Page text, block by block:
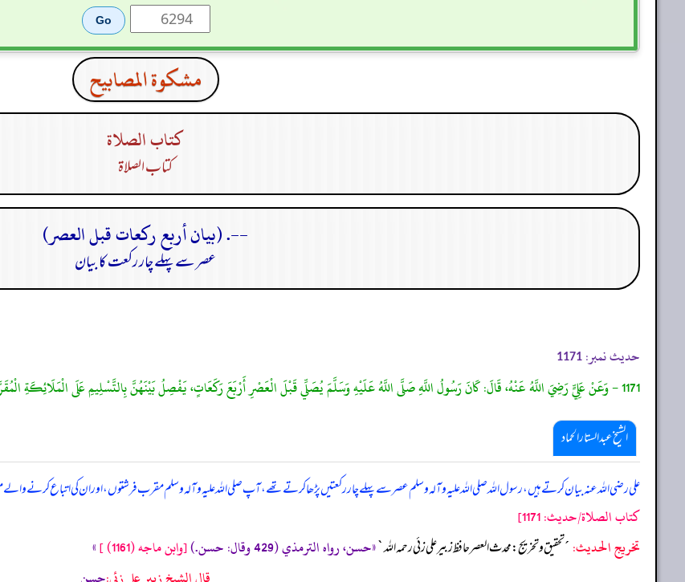
مشكوة المصابيح
كتاب الصلاة
كتاب الصلاة
--. (بيان أربع ركعات قبل العصر)
عصر سے پہلے چار رکعت کا بیان
حدیث نمبر: 1171
1171 - وَعَنْ عَلِيٍّ رَضِيَ اللَّهُ عَنْهُ، قَالَ: كَانَ رَسُولُ اللَّهِ صَلَّى اللَّهُ عَلَيْهِ وَسَلَّمَ يُصَلِّي قَبْلَ الْعَصْرِ أَرْبَعَ رَكَعَاتٍ، يَفْصِلُ بَيْنَهُنَّ بِالتَّسْلِيمِ عَلَى الْمَلَائِكَةِ الْمُقَرَّبِينَ، وَمَنْ تَبِعَهُمْ مِنَ الْمُسْلِمِينَ وَالْمُؤْمِنِينَ. رَوَاهُ التِّرْمِذِيُّ.
الشیخ عبدالستار الحماد
علی رضی اللہ عنہ بیان کرتے ہیں، رسول اللہ صلی ‌اللہ ‌علیہ ‌وآلہ ‌وسلم عصر سے پہلے چار رکعتیں پڑھا کرتے تھے، آپ صلی ‌اللہ ‌علیہ ‌وآلہ ‌وسلم مقرب فرشتوں، اور ان کی اتباع کرنے
كتاب الصلاة/حدیث: 1171]
تخریج الحدیث: ´تحقيق و تخريج: محدث العصر حافظ زبير على زئي رحمه الله`«حسن، رواه الترمذي (429 وقال: حسن.) [وابن ماجه (1161) ]
»